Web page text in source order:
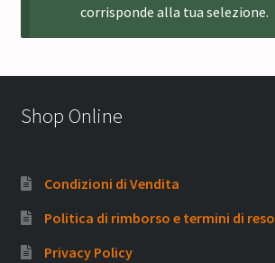
corrisponde alla tua selezione.
Shop Online
Condizioni di Vendita
Politica di rimborso e termini di reso
Privacy Policy